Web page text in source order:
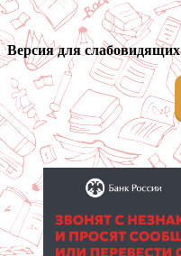
Версия для слабовидящих